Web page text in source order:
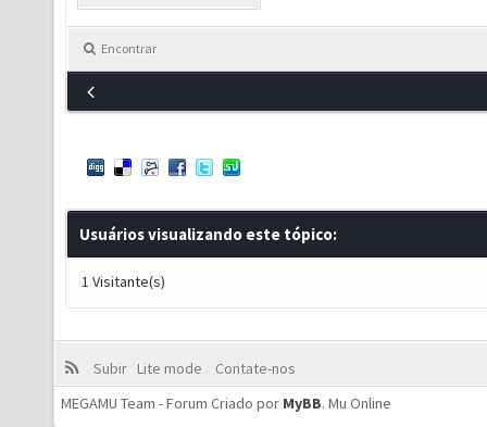
Encontrar
Usuários visualizando este tópico:
1 Visitante(s)
Subir Lite mode
Contate-nos
MEGAMU Team - Forum Criado por MyBB. Mu Online